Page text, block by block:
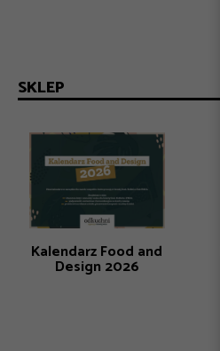
SKLEP
Kalendarz Food and
Design 2026